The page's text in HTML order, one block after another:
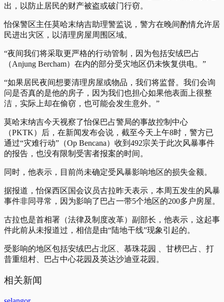
出，以防止居民的财产被盗或破门行窃。
怡保警区主任莫哈末纳吉助理警监说，警方在晚间酌情允许居
民进出灾区，以清理房屋周围区域。
“夜间我们将采取更严格的行动管制，因为包括安绒巴占
（Anjung Bercham）在内的部分受灾地区仍未恢复供电。”
“如果居民夜间想要清理房屋或物品，我们将监督。我们会询
问是否真的是他的房子，因为我们也担心如果他表面上很整
洁，实际上却在偷窃，也可能会发生意外。”
莫哈末纳吉今天视察了怡保巴占警局的事故控制中心
（PKTK）后，在新闻发布会说，截至今天上午8时，警方已
通过“灾难行动”（Op Bencana）收到492宗关于此次风暴事件
的报告，也没有限制受害者报案的时间。
同时，他表示，目前尚未确定受风暴影响地区的损失金额。
据报道，怡保西区国会议员古拉昨天表示，本周五发生的风暴
事件非同寻常，因为影响了巴占一带5个地区的200多户房屋。
古拉也是首相署（法律及制度改革）副部长，他表示，这起事
件此前从未报道过，相信是由“陆地干线”现象引起的。
受影响的地区包括安绒巴占北区、慕珠花园 、甘榜巴占、打
昔重组村、巴占中心花园及英达沙迪亚花园。
相关新闻